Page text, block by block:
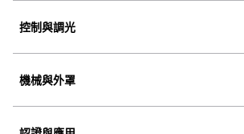
控制與調光
機械與外罩